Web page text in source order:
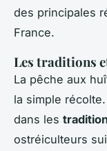
des principales
France.
Les traditions
La pêche aux
la simple
dans les
ostréiculteurs